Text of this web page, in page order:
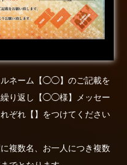
ルネーム【◯◯】のご記載を
繰り返し【◯◯様】メッセー
ぞれ【】をつけてください
複数名、お一人につき複数